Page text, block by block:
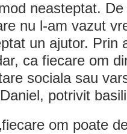
neasteptat.
nu l-am vazut
un ajutor. Prin
ca fiecare om
sociala sau
potrivit
om poate